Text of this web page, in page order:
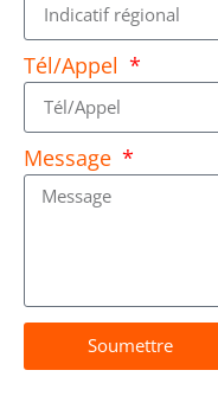
Tél/Appel
Message
Soumettre